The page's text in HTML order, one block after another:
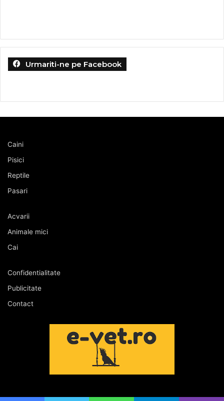
Urmariti-ne pe Facebook
Caini
Pisici
Reptile
Pasari
Acvarii
Animale mici
Cai
Confidentialitate
Publicitate
Contact